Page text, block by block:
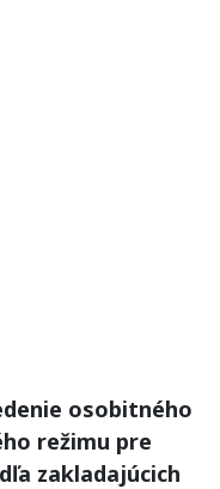
osobitného
režimu pre
zakladajúcich